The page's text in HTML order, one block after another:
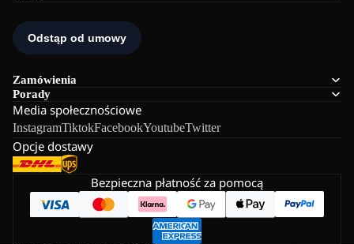
Zamówienia
Porady
Media społecznościowe
InstagramTiktokFacebookYoutubeTwitter
Opcje dostawy
Bezpieczna płatność za pomocą